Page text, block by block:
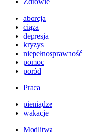
Zdrowie
aborcja
ciąża
depresja
kryzys
niepełnosprawność
pomoc
poród
Praca
pieniądze
wakacje
Modlitwa